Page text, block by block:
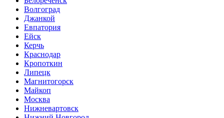
Волгоград
Джанкой
Евпатория
Ейск
Керчь
Краснодар
Кропоткин
Липецк
Магнитогорск
Майкоп
Москва
Нижневартовск